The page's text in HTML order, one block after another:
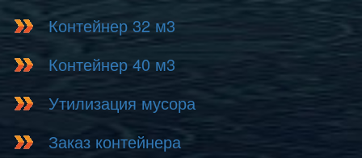
Контейнер 32 м3
Контейнер 40 м3
Утилизация мусора
Заказ контейнера